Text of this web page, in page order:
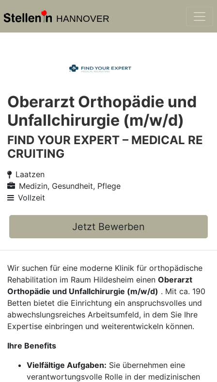
HANNOVER
Oberarzt Orthopädie und
Unfallchirurgie (m/w/d)
FIND YOUR EXPERT – MEDICAL RE
CRUITING
Laatzen
Medizin, Gesundheit, Pflege
Vollzeit
Jetzt Bewerben
Wir suchen für eine moderne Klinik für orthopädische
Rehabilitation im Raum Hildesheim einen Oberarzt
Orthopädie und Unfallchirurgie (m/w/d) . Mit ca. 190
Betten bietet die Einrichtung ein anspruchsvolles und
abwechslungsreiches Arbeitsumfeld, in dem Sie Ihre
Expertise einbringen und weiterentwickeln können.
Ihre Benefits
Vielfältige Aufgaben: Sie übernehmen eine
verantwortungsvolle Rolle in der medizinischen